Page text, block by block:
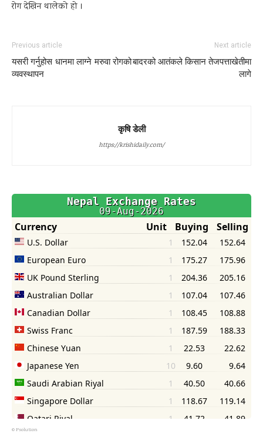
रोग देखिन थालेको हो ।
Previous article
यसरी गर्नुहोस धानमा लाग्ने मरुवा रोगको
व्यवस्थापन
Next article
बादरको आतंकले किसान तेजपत्ताखेतीमा
लागे
कृषि डेली
https://krishidaily.com/
© Psolution